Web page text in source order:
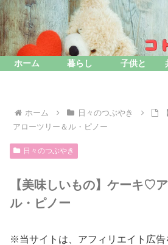
ホーム 暮らし 子供と
ホーム 日々のつぶやき
アローツリー＆ル・ピノー
日々のつぶやき
【美味しいもの】ケーキ♡
ル・ピノー
※当サイトは、アフィリエイト広告